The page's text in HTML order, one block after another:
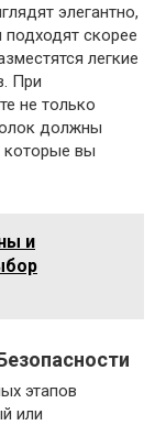
элегантно,
скорее
легкие
При
не только
должны
которые вы
и
этапов
или